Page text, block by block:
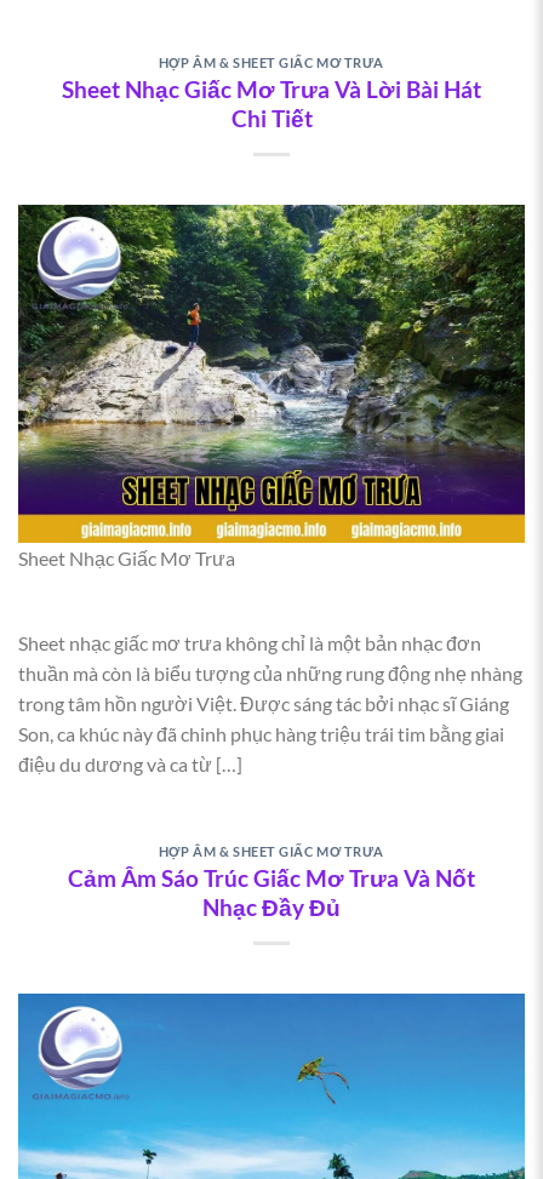
Chorus
F - G - Em - Am
Block chords, tăng lực
Chậm dần, pedal
Xem thêm:Cảm âm Giấc Mơ Trưa A4
Bí quyết luyện tập hiệu quả
Kiểm soát nhịp điệu
Sử dụng metronome để giữ tempo ổn định. Nghe bản
gốc để cảm nhận nhịp và cảm xúc tốt hơn.
Chuyển hợp âm mượt mà
Với guitar: tận dụng ngón chung để chuyển nhanh. Với
piano: sử dụng pedal hợp lý để âm thanh liền mạch.
Làm chủHợp âm & Sheet Giấc Mơ Trưasẽ giúp bạn
thức tại Giấc Mơ Trưa.
HỢP ÂM & SHEET GIẤC MƠ TRƯA
Sheet Nhạc Giấc Mơ Trưa Và Lời Bài Hát
Chi Tiết
Sheet Nhạc Giấc Mơ Trưa
Sheet nhạc giấc mơ trưa không chỉ là một bản nhạc đơn
thuần mà còn là biểu tượng của những rung động nhẹ nhàng
trong tâm hồn người Việt. Được sáng tác bởi nhạc sĩ Giáng
Son, ca khúc này đã chinh phục hàng triệu trái tim bằng giai
điệu du dương và ca từ […]
HỢP ÂM & SHEET GIẤC MƠ TRƯA
Cảm Âm Sáo Trúc Giấc Mơ Trưa Và Nốt
Nhạc Đầy Đủ